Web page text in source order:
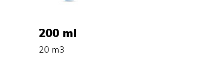
200 ml
20 m3